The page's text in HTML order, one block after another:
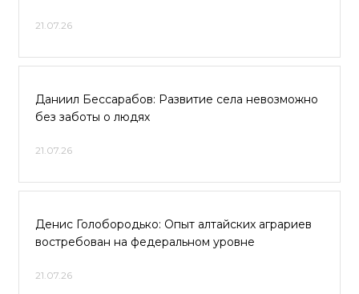
21.07.26
Даниил Бессарабов: Развитие села невозможно
без заботы о людях
21.07.26
Денис Голобородько: Опыт алтайских аграриев
востребован на федеральном уровне
21.07.26